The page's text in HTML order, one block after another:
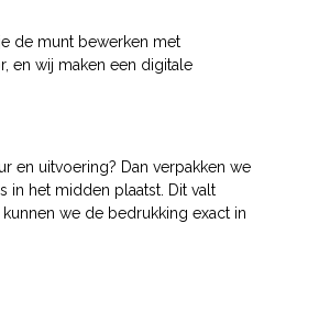
de munt bewerken met
en wij maken een digitale
en uitvoering? Dan verpakken we
in het midden plaatst. Dit valt
we de bedrukking exact in